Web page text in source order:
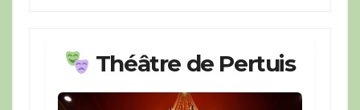
Théâtre de Pertuis